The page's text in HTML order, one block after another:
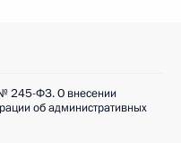
245-ФЗ. О внесении
об административных